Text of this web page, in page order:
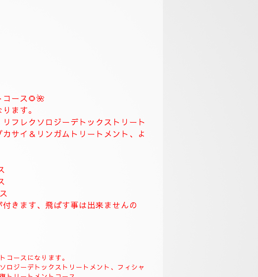
。
コースになります。
コース🥀🌹
致します、何時もより長めに全身極
ボ疲労回復トリートメント長めに致
。